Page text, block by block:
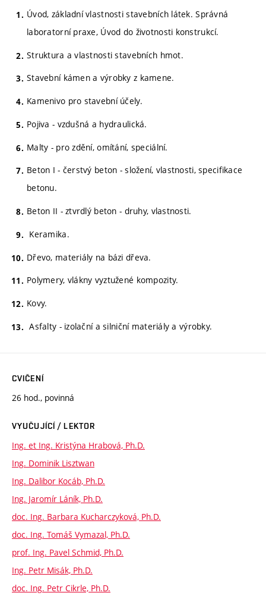
Úvod, základní vlastnosti stavebních látek. Správná
laboratorní praxe, Úvod do životnosti konstrukcí.
Struktura a vlastnosti stavebních hmot.
Stavební kámen a výrobky z kamene.
Kamenivo pro stavební účely.
Pojiva - vzdušná a hydraulická.
Malty - pro zdění, omítání, speciální.
Beton I - čerstvý beton - složení, vlastnosti, specifikace
betonu.
Beton II - ztvrdlý beton - druhy, vlastnosti.
Keramika.
Dřevo, materiály na bázi dřeva.
Polymery, vlákny vyztužené kompozity.
Kovy.
Asfalty - izolační a silniční materiály a výrobky.
CVIČENÍ
26 hod., povinná
VYUČUJÍCÍ / LEKTOR
Ing. et Ing. Kristýna Hrabová, Ph.D.
Ing. Dominik Lisztwan
Ing. Dalibor Kocáb, Ph.D.
Ing. Jaromír Láník, Ph.D.
doc. Ing. Barbara Kucharczyková, Ph.D.
doc. Ing. Tomáš Vymazal, Ph.D.
prof. Ing. Pavel Schmid, Ph.D.
Ing. Petr Misák, Ph.D.
doc. Ing. Petr Cikrle, Ph.D.